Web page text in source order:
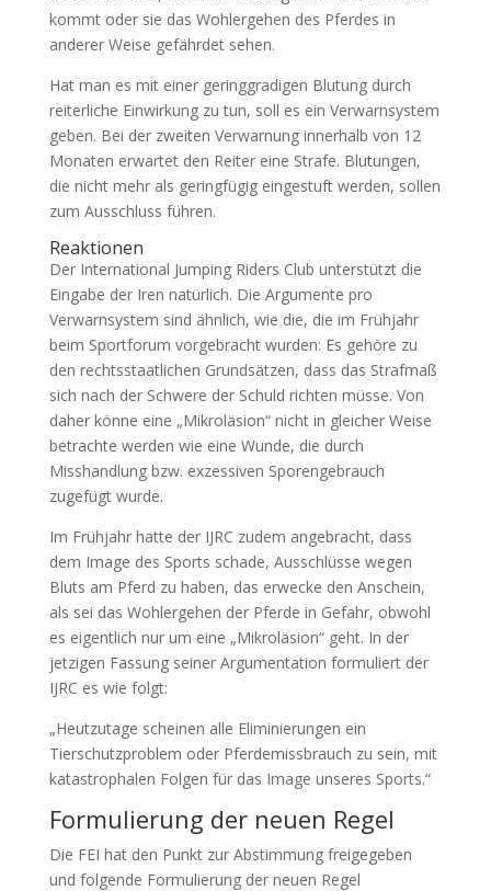
kommt oder sie das Wohlergehen des Pferdes in
anderer Weise gefährdet sehen.
Hat man es mit einer geringgradigen Blutung durch
reiterliche Einwirkung zu tun, soll es ein Verwarnsystem
geben. Bei der zweiten Verwarnung innerhalb von 12
Monaten erwartet den Reiter eine Strafe. Blutungen,
die nicht mehr als geringfügig eingestuft werden, sollen
zum Ausschluss führen.
Reaktionen
Der International Jumping Riders Club unterstützt die
Eingabe der Iren natürlich. Die Argumente pro
Verwarnsystem sind ähnlich, wie die, die im Frühjahr
beim Sportforum vorgebracht wurden: Es gehöre zu
den rechtsstaatlichen Grundsätzen, dass das Strafmaß
sich nach der Schwere der Schuld richten müsse. Von
daher könne eine „Mikroläsion“ nicht in gleicher Weise
betrachte werden wie eine Wunde, die durch
Misshandlung bzw. exzessiven Sporengebrauch
zugefügt wurde.
Im Frühjahr hatte der IJRC zudem angebracht, dass
dem Image des Sports schade, Ausschlüsse wegen
Bluts am Pferd zu haben, das erwecke den Anschein,
als sei das Wohlergehen der Pferde in Gefahr, obwohl
es eigentlich nur um eine „Mikroläsion“ geht. In der
jetzigen Fassung seiner Argumentation formuliert der
IJRC es wie folgt:
„Heutzutage scheinen alle Eliminierungen ein
Tierschutzproblem oder Pferdemissbrauch zu sein, mit
katastrophalen Folgen für das Image unseres Sports.“
Formulierung der neuen Regel
Die FEI hat den Punkt zur Abstimmung freigegeben
und folgende Formulierung der neuen Regel